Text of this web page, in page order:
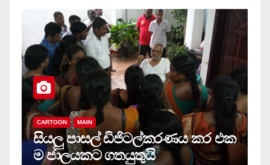
CARTOON MAIN
සියලු‍ පාසල් ඩිජිටල්කරණය කර එක
ම ජාලයකට ගතයුතුයි